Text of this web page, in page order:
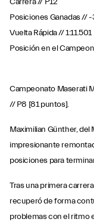
Posiciones Ganadas // -
Vuelta Rápida // 1:11.501
Posición en el
Campeonato Maserati
// P8 [81 puntos].
Maximilian Günther, del
impresionante
posiciones para
Tras una primera
recuperó de forma
problemas con el ritmo